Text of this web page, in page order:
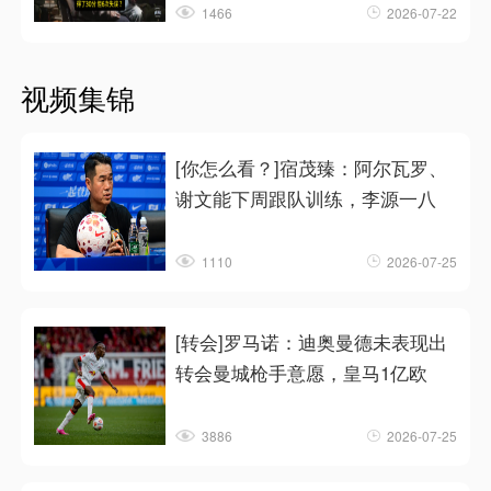
1466 2026-07-22
视频集锦
[你怎么看？]宿茂臻：阿尔瓦罗、
谢文能下周跟队训练，李源一八
1110 2026-07-25
[转会]罗马诺：迪奥曼德未表现出
转会曼城枪手意愿，皇马1亿欧
3886 2026-07-25